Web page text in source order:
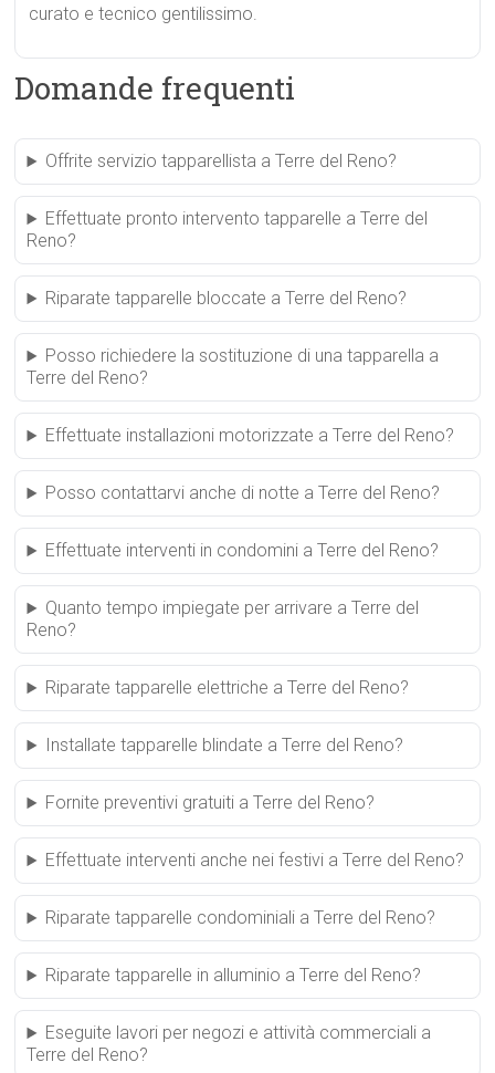
curato e tecnico gentilissimo.
Domande frequenti
Offrite servizio tapparellista a Terre del Reno?
Effettuate pronto intervento tapparelle a Terre del
Reno?
Riparate tapparelle bloccate a Terre del Reno?
Posso richiedere la sostituzione di una tapparella a
Terre del Reno?
Effettuate installazioni motorizzate a Terre del Reno?
Posso contattarvi anche di notte a Terre del Reno?
Effettuate interventi in condomini a Terre del Reno?
Quanto tempo impiegate per arrivare a Terre del
Reno?
Riparate tapparelle elettriche a Terre del Reno?
Installate tapparelle blindate a Terre del Reno?
Fornite preventivi gratuiti a Terre del Reno?
Effettuate interventi anche nei festivi a Terre del Reno?
Riparate tapparelle condominiali a Terre del Reno?
Riparate tapparelle in alluminio a Terre del Reno?
Eseguite lavori per negozi e attività commerciali a
Terre del Reno?